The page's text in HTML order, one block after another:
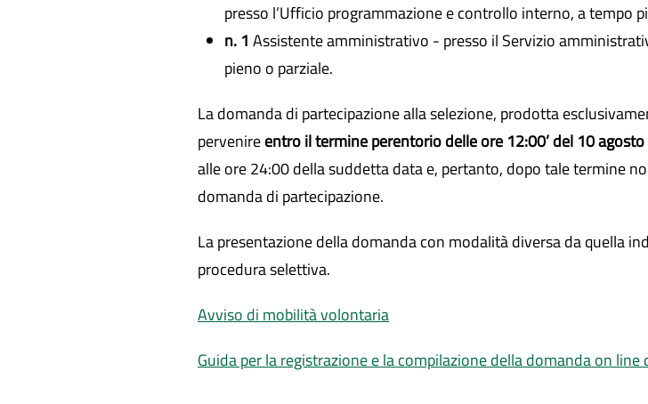
presso l’Ufficio programmazione e controllo interno, a tempo
n. 1 Assistente amministrativo - presso il Servizio
pieno o parziale.
La domanda di partecipazione alla selezione, prodotta
pervenireentro il termine perentorio delle ore 12:00’ del 10
alle ore 24:00 della suddetta data e, pertanto, dopo tale termine
domanda di partecipazione.
La presentazione della domanda con modalità diversa da quella
procedura selettiva.
Avviso di mobilità volontaria
Guida per la registrazione e la compilazione della domanda on